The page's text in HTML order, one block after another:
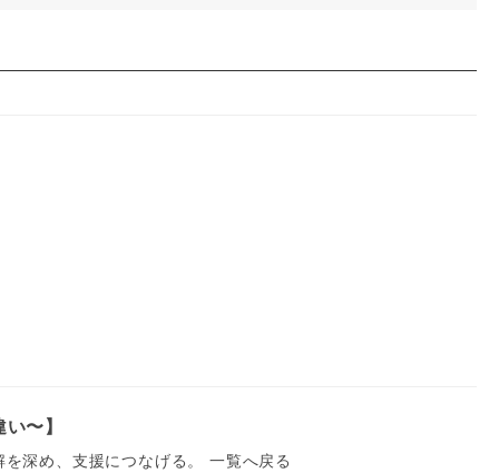
〜】
深め、支援につなげる。 一覧へ戻る